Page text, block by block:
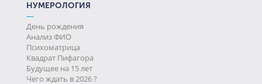
НУМЕРОЛОГИЯ
—
День рождения
Анализ ФИО
Психоматрица
Квадрат Пифагора
Будущее на 15 лет
Чего ждать в 2026 ?